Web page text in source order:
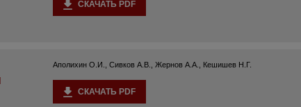
СКАЧАТЬ PDF
Аполихин О.И., Сивков А.В., Жернов А.А., Кешишев Н.Г.
СКАЧАТЬ PDF